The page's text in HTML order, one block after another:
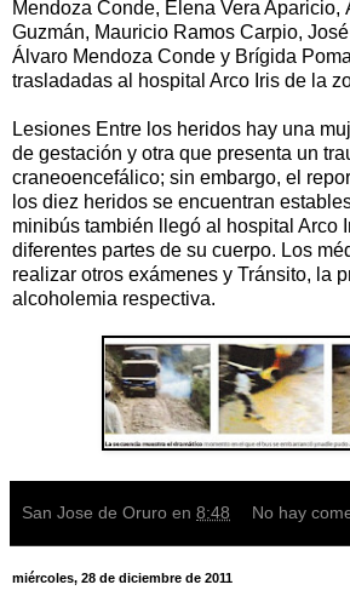
Mendoza Conde, Elena Vera Aparicio,
Guzmán, Mauricio Ramos Carpio,
Álvaro Mendoza Conde y Brígida
trasladadas al hospital Arco Iris de la
Lesiones Entre los heridos hay una
de gestación y otra que presenta un
craneoencefálico; sin embargo, el
los diez heridos se encuentran
minibús también llegó al hospital Arco
diferentes partes de su cuerpo. Los
realizar otros exámenes y Tránsito, la
alcoholemia respectiva.
San Jose de Oruro en 8:48 No hay
miércoles, 28 de diciembre de 2011